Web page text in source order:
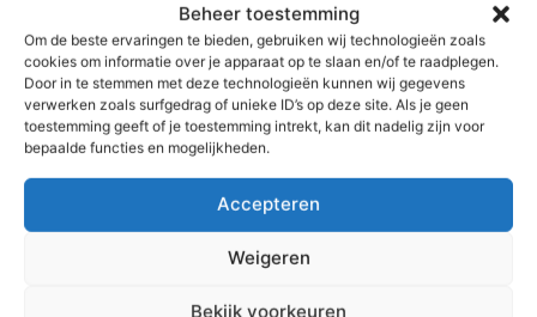
Beheer toestemming
Om de beste ervaringen te bieden, gebruiken wij technologieën zoals
cookies om informatie over je apparaat op te slaan en/of te raadplegen.
Door in te stemmen met deze technologieën kunnen wij gegevens
verwerken zoals surfgedrag of unieke ID’s op deze site. Als je geen
toestemming geeft of je toestemming intrekt, kan dit nadelig zijn voor
bepaalde functies en mogelijkheden.
Accepteren
Weigeren
Bekijk voorkeuren